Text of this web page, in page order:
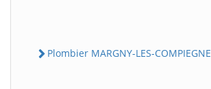
Plombier MARGNY-LES-COMPIEGNE